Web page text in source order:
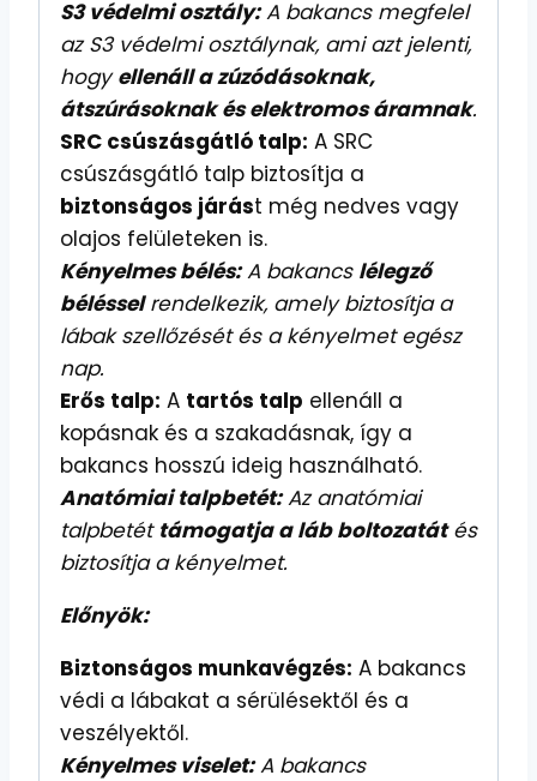
S3 védelmi osztály:A bakancs megfelel
az S3 védelmi osztálynak, ami azt jelenti,
hogyellenáll a zúzódásoknak,
átszúrásoknak és elektromos áramnak.
SRC csúszásgátló talp: A SRC
csúszásgátló talp biztosítja a
biztonságos járást még nedves vagy
olajos felületeken is.
Kényelmes bélés:A bakancs lélegző
bélésselrendelkezik, amely biztosítja a
lábak szellőzését és a kényelmet egész
nap.
Erős talp: A tartós talp ellenáll a
kopásnak és a szakadásnak, így a
bakancs hosszú ideig használható.
Anatómiai talpbetét:Az anatómiai
talpbetét támogatja a láb boltozatátés
biztosítja a kényelmet.
Előnyök:
Biztonságos munkavégzés: A bakancs
védi a lábakat a sérülésektől és a
veszélyektől.
Kényelmes viselet:A bakancs